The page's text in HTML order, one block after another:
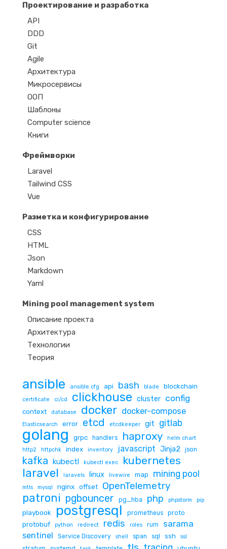
Проектирование и разработка
API
DDD
Git
Agile
Архитектура
Микросервисы
ООП
Шаблоны
Computer science
Книги
Фреймворки
Laravel
Tailwind CSS
Vue
Разметка и конфигурирование
CSS
HTML
Json
Markdown
Yaml
Mining pool management system
Описание проекта
Архитектура
Технологии
Теория
ansible ansible.cfg api bash blade blockchain
certificate ci/cd clickhouse cluster config
context database docker docker-compose
Elasticsearch error etcd etcdkeeper git gitlab
golang grpc handlers haproxy
helm chart
http2
httpchk index inventory javascript Jinja2 json
kafka kubectl kubectl exec kubernetes
laravel laravels linux livewire map mining pool
mtls mysql nginx offset OpenTelemetry
patroni pgbouncer pg_hba php phpstorm pip
playbook postgresql prometheus proto
protobuf python redirect redis roles rum sarama
sentinel Service Discovery shell span sql ssh ssl